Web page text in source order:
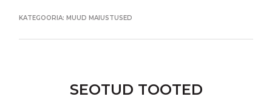
KATEGOORIA:MUUD MAIUSTUSED
SEOTUD TOOTED